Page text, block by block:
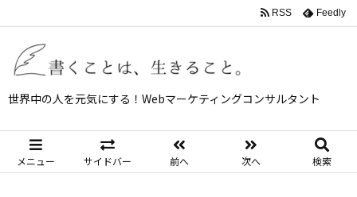
世界中の人を元気にする！Webマーケティングコンサルタント
メニュー サイドバー 前へ 次へ 検索
RSS Feedly